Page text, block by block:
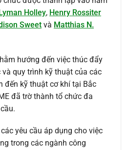
Holley, Henry Rossiter
Sweet và Matthias N.
hướng đến việc thúc đẩy
và quy trình kỹ thuật của các
đến kỹ thuật cơ khí tại Bắc
đã trờ thành tổ chức đa
các yêu cầu áp dụng cho việc
trong các ngành công